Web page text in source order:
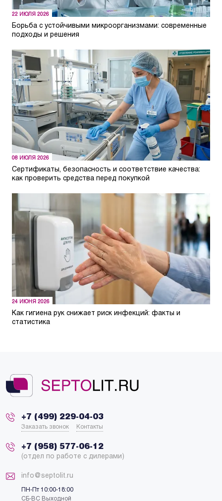
22 ИЮЛЯ 2026
Борьба с устойчивыми микроорганизмами: современные
подходы и решения
08 ИЮЛЯ 2026
Сертификаты, безопасность и соответствие качества:
как проверить средства перед покупкой
24 ИЮНЯ 2026
Как гигиена рук снижает риск инфекций: факты и
статистика
+7 (499) 229-04-03
Заказать звонок Контакты
+7 (958) 577-06-12
(отдел по работе с дилерами)
info@septolit.ru
ПН-Пт 10:00-18:00
СБ-ВС Выходной